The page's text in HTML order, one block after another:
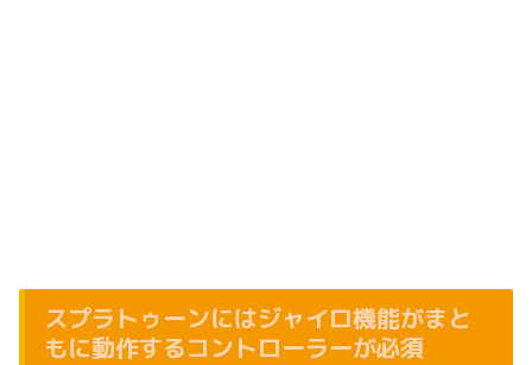
スプラトゥーンにはジャイロ機能がまと
もに動作するコントローラーが必須